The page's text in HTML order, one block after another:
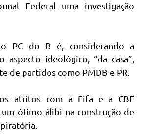
Federal uma investigação
PC do B é, considerando a
aspecto ideológico, “da casa”,
de partidos como PMDB e PR.
atritos com a Fifa e a CBF
ótimo álibi na construção de